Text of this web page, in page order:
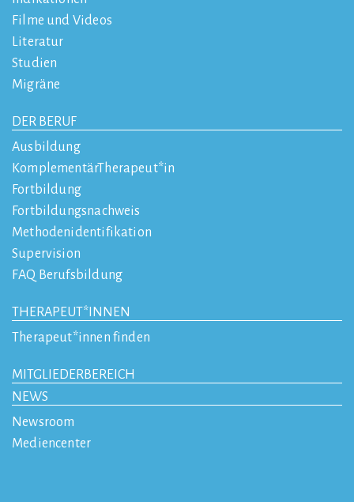
Filme und Videos
Literatur
Studien
Migräne
DER BERUF
Ausbildung
KomplementärTherapeut*in
Fortbildung
Fortbildungsnachweis
Methodenidentifikation
Supervision
FAQ Berufsbildung
THERAPEUT*INNEN
Therapeut*innen finden
MITGLIEDERBEREICH
NEWS
Newsroom
Mediencenter